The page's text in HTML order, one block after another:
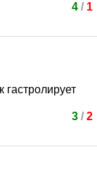
4/ 1
гастролирует
3/ 2